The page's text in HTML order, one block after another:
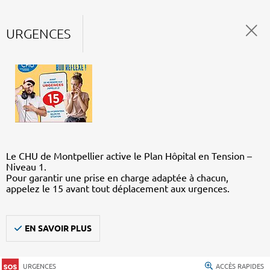
URGENCES
Le CHU de Montpellier active le Plan Hôpital en Tension –
Niveau 1.
Pour garantir une prise en charge adaptée à chacun,
appelez le 15 avant tout déplacement aux urgences.
EN SAVOIR PLUS
URGENCES ACCÈS RAPIDES